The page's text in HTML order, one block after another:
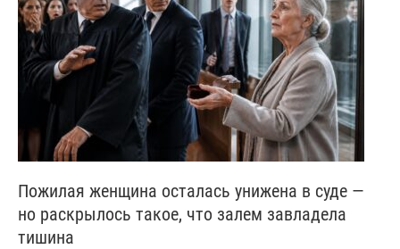
Пожилая женщина осталась унижена в суде —
но раскрылось такое, что залем завладела
тишина